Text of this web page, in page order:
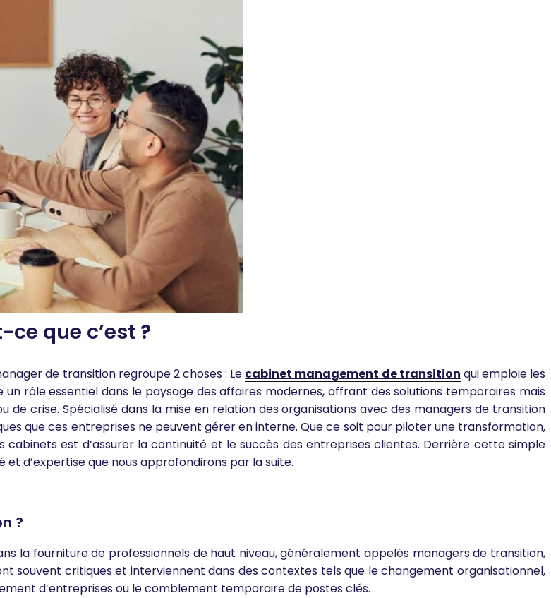
que c’est ?
de transition regroupe 2 choses : Le cabinet management de transition qui emploie les
rôle essentiel dans le paysage des affaires modernes, offrant des solutions temporaires mais
crise. Spécialisé dans la mise en relation des organisations avec des managers de transition
que ces entreprises ne peuvent gérer en interne. Que ce soit pour piloter une transformation,
est d’assurer la continuité et le succès des entreprises clientes. Derrière cette simple
d’expertise que nous approfondirons par la suite.
?
la fourniture de professionnels de haut niveau, généralement appelés managers de transition,
souvent critiques et interviennent dans des contextes tels que le changement organisationnel,
d’entreprises ou le comblement temporaire de postes clés.